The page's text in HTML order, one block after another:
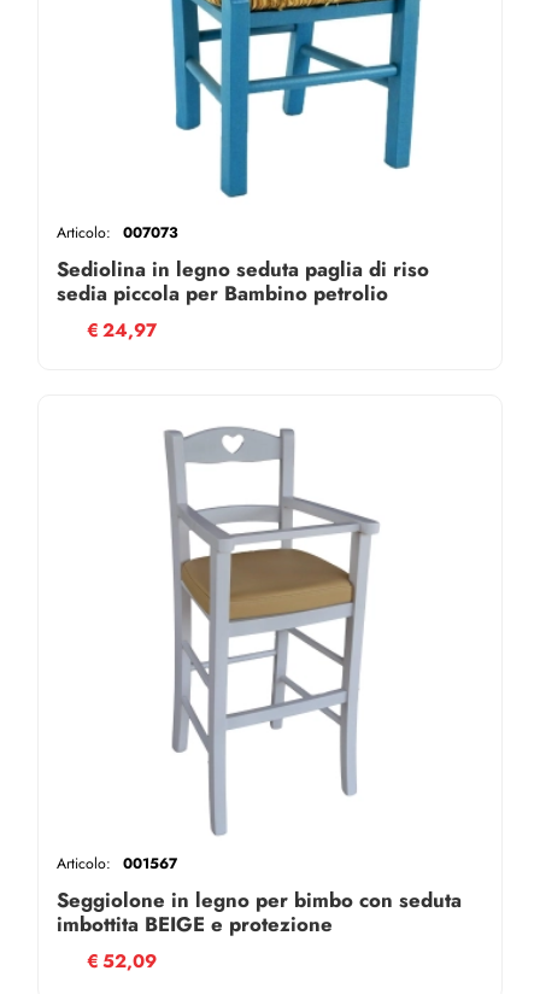
Sediolina in legno seduta paglia di riso
sedia piccola per Bambino petrolio
Articolo: 007073
€24,97
Seggiolone in legno per bimbo con seduta
imbottita BEIGE e protezione
Articolo: 001567
€52,09